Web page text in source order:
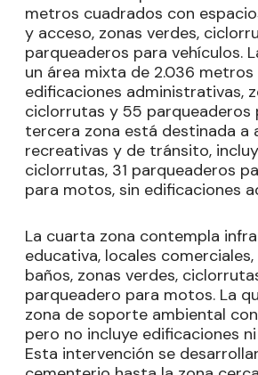
metros cuadrados con
y acceso, zonas verdes,
parqueaderos para vehículos.
un área mixta de 2.036
edificaciones administrativas,
ciclorrutas y 55 parqueaderos
tercera zona está destinada a
recreativas y de tránsito,
ciclorrutas, 31 parqueaderos
para motos, sin edificaciones
La cuarta zona contempla
educativa, locales
baños, zonas verdes,
parqueadero para motos. La
zona de soporte ambiental
pero no incluye edificaciones
Esta intervención se